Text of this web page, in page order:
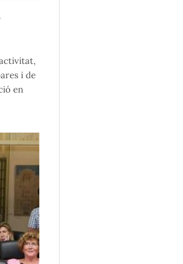
i de
en